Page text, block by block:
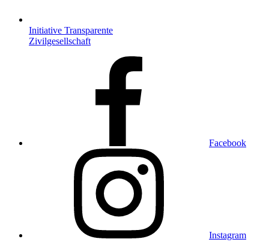
Initiative Transparente
Zivilgesellschaft
Facebook
Instagram